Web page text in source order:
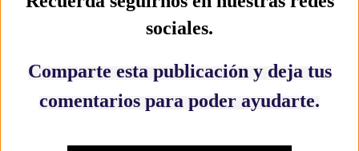
sociales.
Comparte esta publicación y deja tus
comentarios para poder ayudarte.